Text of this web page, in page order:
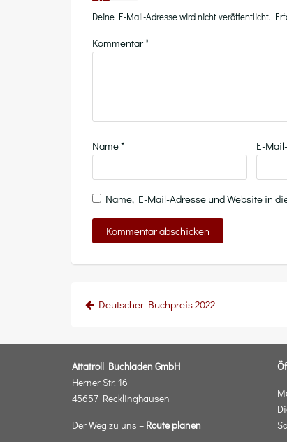
Deine E-Mail-Adresse wird nicht veröffentlicht.
Kommentar*
Name* E-
Name, E-Mail-Adresse und Website in
Beitragsnavigation
Deutscher Buchpreis 2022
Attatroll Buchladen GmbH
Herner Str. 16
45657 Recklinghausen
Der Weg zu uns – Route planen